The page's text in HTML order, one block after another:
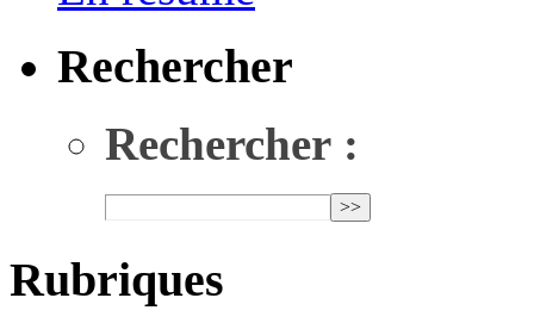
Rechercher
Rechercher :
Rubriques